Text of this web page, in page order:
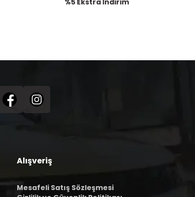
%5 Ekstra İndirim
Alışveriş
Mesafeli Satış Sözleşmesi